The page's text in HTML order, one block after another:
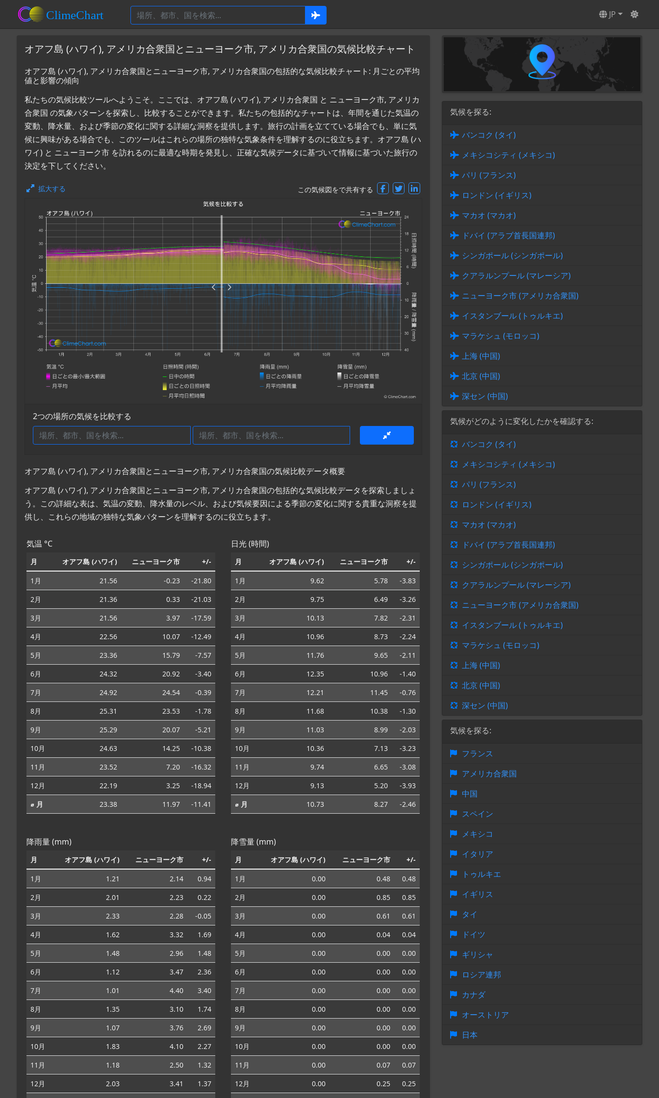
JP
オアフ島 (ハワイ), アメリカ合衆国とニューヨーク市, アメリカ合衆国の気候比較チャート
オアフ島 (ハワイ), アメリカ合衆国とニューヨーク市, アメリカ合衆国の包括的な気候比較チャート: 月ごとの平均
値と影響の傾向
私たちの気候比較ツールへようこそ。ここでは、オアフ島 (ハワイ), アメリカ合衆国 と ニューヨーク市, アメリカ
合衆国 の気象パターンを探索し、比較することができます。私たちの包括的なチャートは、年間を通じた気温の
変動、降水量、および季節の変化に関する詳細な洞察を提供します。旅行の計画を立てている場合でも、単に気
候に興味がある場合でも、このツールはこれらの場所の独特な気象条件を理解するのに役立ちます。オアフ島 (ハ
ワイ) と ニューヨーク市 を訪れるのに最適な時期を発見し、正確な気候データに基づいて情報に基づいた旅行の
決定を下してください。
拡大する この気候図をで共有する
2つの場所の気候を比較する
オアフ島 (ハワイ), アメリカ合衆国とニューヨーク市, アメリカ合衆国の気候比較データ概要
オアフ島 (ハワイ), アメリカ合衆国とニューヨーク市, アメリカ合衆国の包括的な気候比較データを探索しましょ
う。この詳細な表は、気温の変動、降水量のレベル、および気候要因による季節の変化に関する貴重な洞察を提
供し、これらの地域の独特な気象パターンを理解するのに役立ちます。
気温 °C
月 オアフ島 (ハワイ) ニューヨーク市 +/-
1月 21.56 -0.23
-21.80
2月
21.36 0.33
-21.03
3月
21.56 3.97
-17.59
4月
22.56 10.07
-12.49
5月
23.36 15.79
-7.57
6月
24.32 20.92
-3.40
7月
24.92 24.54
-0.39
8月
25.31 23.53
-1.78
9月
25.29 20.07
-5.21
10月
24.63 14.25
-10.38
11月
23.52 7.20
-16.32
12月
22.19 3.25
-18.94
⌀ 月
23.38 11.97 -11.41
日光 (時間)
月 オアフ島 (ハワイ) ニューヨーク市 +/-
1月 9.62 5.78
-3.83
2月
9.75 6.49
-3.26
3月
10.13 7.82
-2.31
4月
10.96 8.73
-2.24
5月
11.76 9.65
-2.11
6月
12.35 10.96
-1.40
7月
12.21 11.45
-0.76
8月
11.68 10.38
-1.30
9月
11.03 8.99
-2.03
10月
10.36 7.13
-3.23
11月
9.74 6.65
-3.08
12月
9.13 5.20
-3.93
⌀ 月
10.73 8.27 -2.46
降雨量 (mm)
月 オアフ島 (ハワイ) ニューヨーク市 +/-
1月 1.21 2.14
0.94
2月
2.01 2.23
0.22
3月
2.33 2.28
-0.05
4月
1.62 3.32
1.69
5月
1.48 2.96
1.48
6月
1.12 3.47
2.36
7月
1.01 4.40
3.40
8月
1.35 3.10
1.74
9月
1.07 3.76
2.69
10月
1.83 4.10
2.27
11月
1.18 2.50
1.32
12月
2.03 3.41
1.37
降雪量 (mm)
月 オアフ島 (ハワイ) ニューヨーク市 +/-
1月 0.00 0.48
0.48
2月
0.00 0.85
0.85
3月
0.00 0.61
0.61
4月
0.00 0.04
0.04
5月
0.00 0.00
0.00
6月
0.00 0.00
0.00
7月
0.00 0.00
0.00
8月
0.00 0.00
0.00
9月
0.00 0.00
0.00
10月
0.00 0.00
0.00
11月
0.00 0.07
0.07
12月
0.00 0.25
0.25
気候を探る:
バンコク (タイ)
メキシコシティ (メキシコ)
パリ (フランス)
ロンドン (イギリス)
マカオ (マカオ)
ドバイ (アラブ首長国連邦)
シンガポール (シンガポール)
クアラルンプール (マレーシア)
ニューヨーク市 (アメリカ合衆国)
イスタンブール (トゥルキエ)
マラケシュ (モロッコ)
上海 (中国)
北京 (中国)
深セン (中国)
気候がどのように変化したかを確認する:
バンコク (タイ)
メキシコシティ (メキシコ)
パリ (フランス)
ロンドン (イギリス)
マカオ (マカオ)
ドバイ (アラブ首長国連邦)
シンガポール (シンガポール)
クアラルンプール (マレーシア)
ニューヨーク市 (アメリカ合衆国)
イスタンブール (トゥルキエ)
マラケシュ (モロッコ)
上海 (中国)
北京 (中国)
深セン (中国)
気候を探る:
フランス
アメリカ合衆国
中国
スペイン
メキシコ
イタリア
トゥルキエ
イギリス
タイ
ドイツ
ギリシャ
ロシア連邦
カナダ
オーストリア
日本